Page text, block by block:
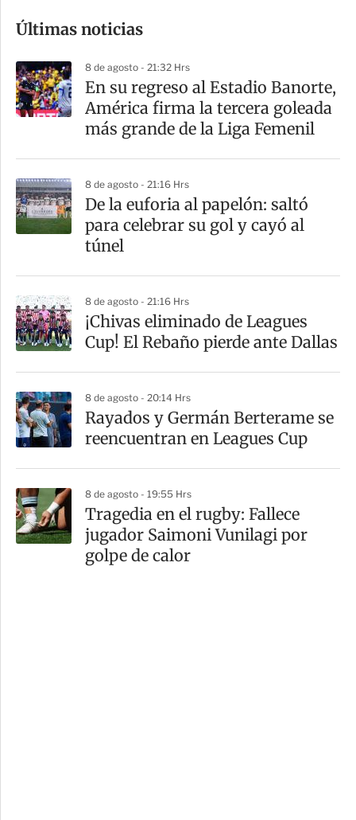
m
a
r
t
Últimas noticias
8 de agosto - 21:32 Hrs
En su regreso al Estadio Banorte,
América firma la tercera goleada
más grande de la Liga Femenil
8 de agosto - 21:16 Hrs
De la euforia al papelón: saltó
para celebrar su gol y cayó al
túnel
8 de agosto - 21:16 Hrs
¡Chivas eliminado de Leagues
Cup! El Rebaño pierde ante Dallas
8 de agosto - 20:14 Hrs
Rayados y Germán Berterame se
reencuentran en Leagues Cup
8 de agosto - 19:55 Hrs
Tragedia en el rugby: Fallece
jugador Saimoni Vunilagi por
golpe de calor